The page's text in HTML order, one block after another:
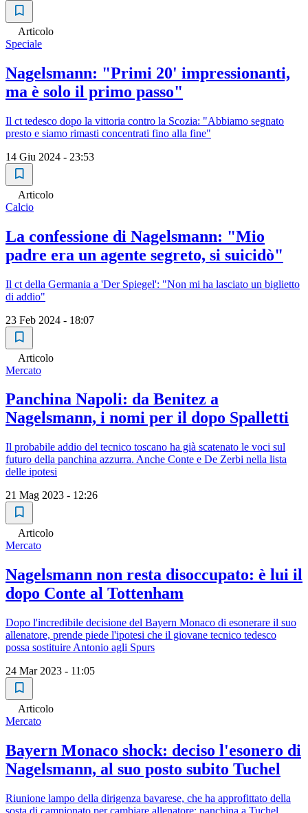
Articolo
Speciale
Nagelsmann: "Primi 20' impressionanti,
ma è solo il primo passo"
Il ct tedesco dopo la vittoria contro la Scozia: "Abbiamo segnato
presto e siamo rimasti concentrati fino alla fine"
14 Giu 2024 - 23:53
Articolo
Calcio
La confessione di Nagelsmann: "Mio
padre era un agente segreto, si suicidò"
Il ct della Germania a 'Der Spiegel': "Non mi ha lasciato un biglietto
di addio"
23 Feb 2024 - 18:07
Articolo
Mercato
Panchina Napoli: da Benitez a
Nagelsmann, i nomi per il dopo Spalletti
Il probabile addio del tecnico toscano ha già scatenato le voci sul
futuro della panchina azzurra. Anche Conte e De Zerbi nella lista
delle ipotesi
21 Mag 2023 - 12:26
Articolo
Mercato
Nagelsmann non resta disoccupato: è lui il
dopo Conte al Tottenham
Dopo l'incredibile decisione del Bayern Monaco di esonerare il suo
allenatore, prende piede l'ipotesi che il giovane tecnico tedesco
possa sostituire Antonio agli Spurs
24 Mar 2023 - 11:05
Articolo
Mercato
Bayern Monaco shock: deciso l'esonero di
Nagelsmann, al suo posto subito Tuchel
Riunione lampo della dirigenza bavarese, che ha approfittato della
sosta di campionato per cambiare allenatore: panchina a Tuchel